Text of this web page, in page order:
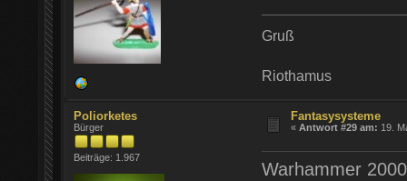
Gruß
Riothamus
Poliorketes
Bürger
Beiträge: 1.967
Fantasysysteme
«Antwort #29 am: 19.
Warhammer